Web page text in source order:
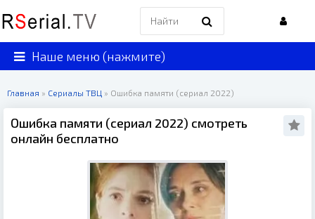
Наше меню (нажмите)
Главная » Сериалы ТВЦ » Ошибка памяти (сериал 2022)
Ошибка памяти (сериал 2022) смотреть
онлайн бесплатно